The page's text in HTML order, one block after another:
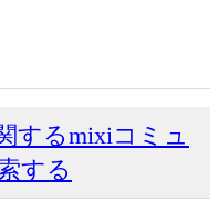
するmixiコミュ
する